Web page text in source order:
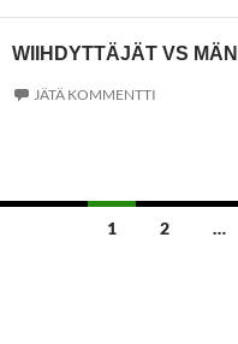
WIIHDYTTÄJÄT VS
JÄTÄ KOMMENTTI
Artikkelien
1 2 …